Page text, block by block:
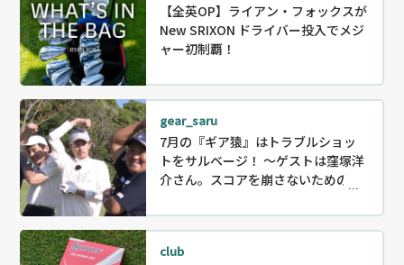
【全英OP】ライアン・フォックスが
New SRIXON ドライバー投入でメジ
ャー初制覇！
gear_saru
7月の『ギア猿』はトラブルショッ
トをサルベージ！ ～ゲストは窪塚洋
介さん。スコアを崩さないためのリ
club